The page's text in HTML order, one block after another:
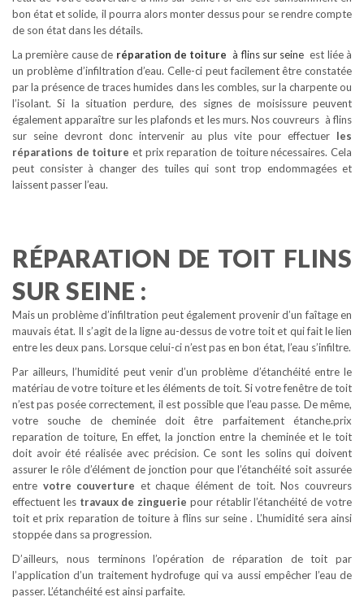
bon état et solide, il pourra alors monter dessus pour se rendre compte
de son état dans les détails.
La première cause de réparation de toiture à flins sur seineest liée à
un problème d’infiltration d’eau. Celle-ci peut facilement être constatée
par la présence de traces humides dans les combles, sur la charpente ou
l’isolant. Si la situation perdure, des signes de moisissure peuvent
également apparaître sur les plafonds et les murs. Nos couvreurs à flins
sur seine devront donc intervenir au plus vite pour effectuer les
réparations de toiture et prix reparation de toiture nécessaires. Cela
peut consister à changer des tuiles qui sont trop endommagées et
laissent passer l’eau.
RÉPARATION DE TOIT FLINS
SUR SEINE :
Mais un problème d’infiltration peut également provenir d’un faîtage en
mauvais état. Il s’agit de la ligne au-dessus de votre toit et qui fait le lien
entre les deux pans. Lorsque celui-ci n’est pas en bon état, l’eau s’infiltre.
Par ailleurs, l’humidité peut venir d’un problème d’étanchéité entre le
matériau de votre toiture et les éléments de toit. Si votre fenêtre de toit
n’est pas posée correctement, il est possible que l’eau passe. De même,
votre souche de cheminée doit être parfaitement étanche.prix
reparation de toiture, En effet, la jonction entre la cheminée et le toit
doit avoir été réalisée avec précision. Ce sont les solins qui doivent
assurer le rôle d’élément de jonction pour que l’étanchéité soit assurée
entre votre couverture et chaque élément de toit. Nos couvreurs
effectuent lestravaux de zinguerie pour rétablir l’étanchéité de votre
toit et prix reparation de toiture à flins sur seine . L’humidité sera ainsi
stoppée dans sa progression.
D’ailleurs, nous terminons l’opération de réparation de toit par
l’application d’un traitement hydrofuge qui va aussi empêcher l’eau de
passer. L’étanchéité est ainsi parfaite.